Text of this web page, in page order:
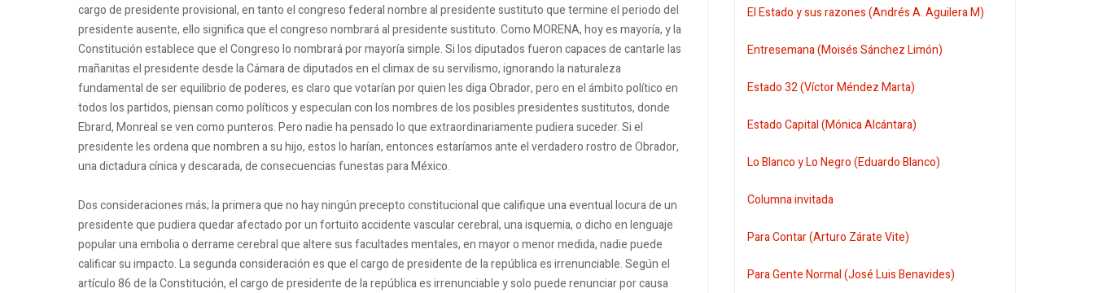
cargo de presidente provisional, en tanto el congreso federal nombre al presidente sustituto que termine el periodo del
presidente ausente, ello significa que el congreso nombrará al presidente sustituto.Como MORENA, hoy es mayoría, y la
Constitución establece que el Congreso lo nombrará por mayoría simple.Si los diputados fueron capaces de cantarle las
mañanitas el presidente desde la Cámara de diputados en el climax de su servilismo, ignorando la naturaleza
fundamental de ser equilibrio de poderes,es claro que votarían por quien les diga Obrador, pero en el ámbito político en
todos los partidos, piensan como políticos y especulan con los nombres de los posibles presidentes sustitutos, donde
Ebrard, Monreal se ven como punteros.Pero nadie ha pensado lo que extraordinariamente pudiera suceder.Si el
presidente les ordena que nombren a su hijo, estos lo harían, entonces estaríamos ante el verdadero rostro de Obrador,
una dictadura cínica y descarada, de consecuencias funestas para México.
Dos consideraciones más;la primera que no hay ningún precepto constitucional que califique una eventual locura de un
presidente que pudiera quedar afectado por un fortuito accidente vascular cerebral, una isquemia, o dicho en lenguaje
popular una embolia o derrame cerebral que altere sus facultades mentales, en mayor o menor medida, nadie puede
calificar su impacto.La segunda consideración es que el cargo de presidente de la república es irrenunciable.Según el
artículo 86 de la Constitución, el cargo de presidente de la república es irrenunciable y solo puede renunciar por causa
El Estado y sus razones (Andrés A. Aguilera M)
Entresemana (Moisés Sánchez Limón)
Estado 32 (Víctor Méndez Marta)
Estado Capital (Mónica Alcántara)
Lo Blanco y Lo Negro (Eduardo Blanco)
Columna invitada
Para Contar (Arturo Zárate Vite)
Para Gente Normal (José Luis Benavides)